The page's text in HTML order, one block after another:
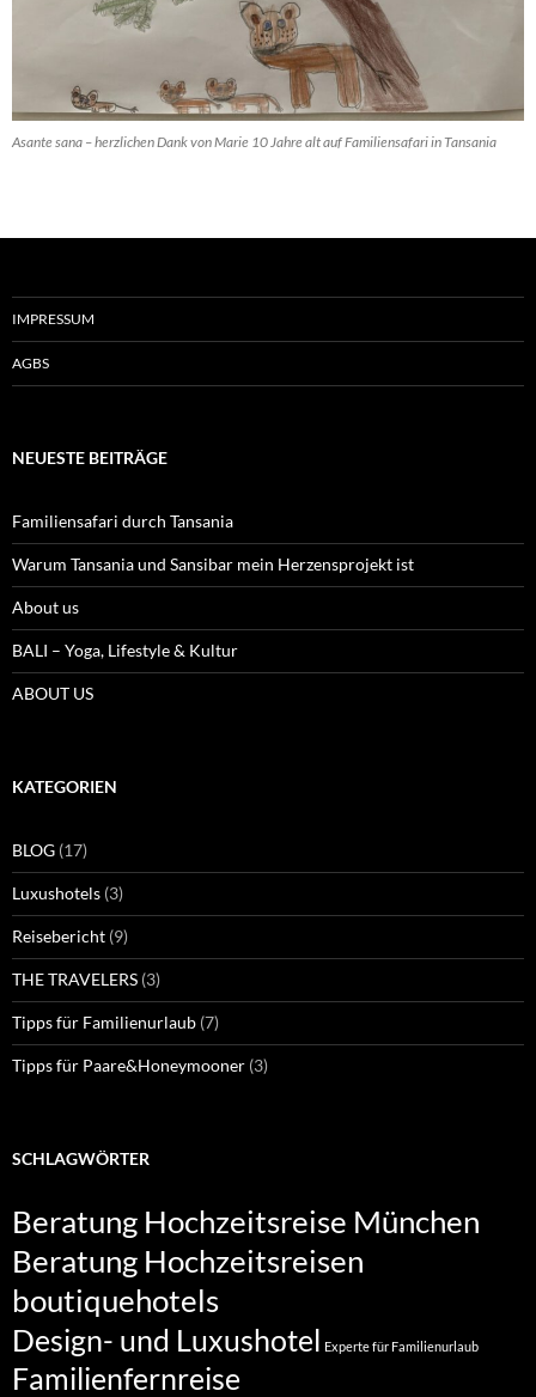
Asante sana – herzlichen Dank von Marie 10 Jahre alt auf Familiensafari in Tansania
IMPRESSUM
AGBS
NEUESTE BEITRÄGE
Familiensafari durch Tansania
Warum Tansania und Sansibar mein Herzensprojekt ist
About us
BALI – Yoga, Lifestyle & Kultur
ABOUT US
KATEGORIEN
BLOG (17)
Luxushotels (3)
Reisebericht (9)
THE TRAVELERS (3)
Tipps für Familienurlaub (7)
Tipps für Paare&Honeymooner (3)
SCHLAGWÖRTER
Beratung Hochzeitsreise München
Beratung Hochzeitsreisen
boutiquehotels
Design- und Luxushotel Experte für Familienurlaub
Familienfernreise